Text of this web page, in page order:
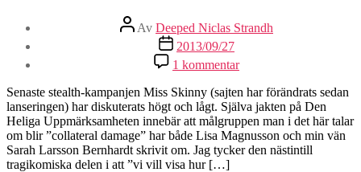
Inläggsförfattare
Av Deeped Niclas Strandh
Inläggsdatum
2013/09/27
1 kommentartill
Skinna
inte
trovärdigheten,
mörka
inte
sanningen
Senaste stealth-kampanjen Miss Skinny (sajten har förändrats sedan
lanseringen) har diskuterats högt och lågt. Själva jakten på Den
Heliga Uppmärksamheten innebär att målgruppen man i det här talar
om blir ”collateral damage” har både Lisa Magnusson och min vän
Sarah Larsson Bernhardt skrivit om. Jag tycker den nästintill
tragikomiska delen i att ”vi vill visa hur […]